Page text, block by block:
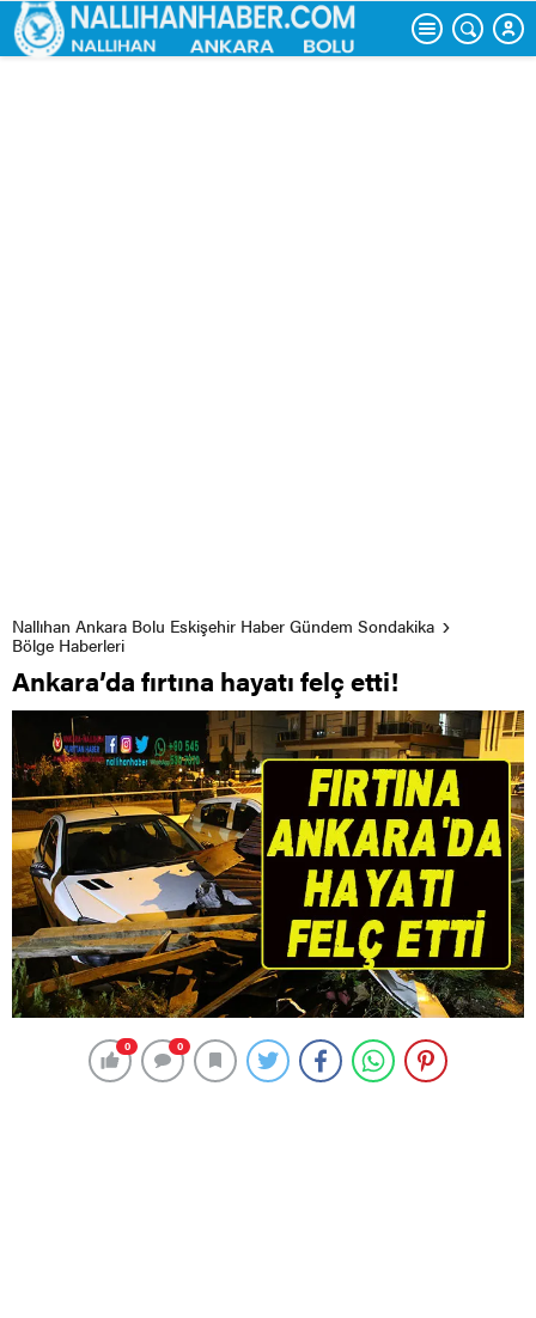
Nallıhan Ankara Bolu Eskişehir Haber Gündem Sondakika
Bölge Haberleri
Ankara’da fırtına hayatı felç etti!
0 0
uçurtma şenliği